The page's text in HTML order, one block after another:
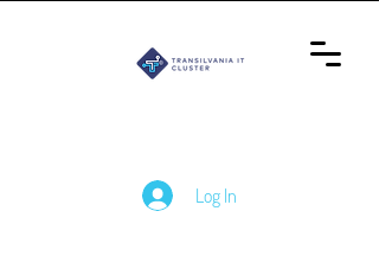
Log In